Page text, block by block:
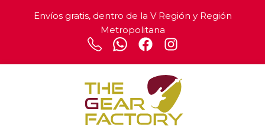
Envíos gratis, dentro de la V Región y Región
Metropolitana